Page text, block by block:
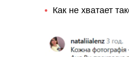
Как не хватает